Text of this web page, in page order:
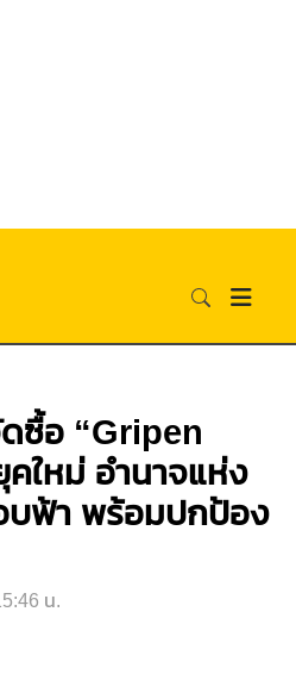
ซื้อ “Gripen
ใหม่ อำนาจแห่ง
บฟ้า พร้อมปกป้อง
น.